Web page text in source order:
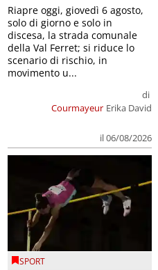
Courmayeur
di
Erika David
il 06/08/2026
Riapre oggi, giovedì 6 agosto,
solo di giorno e solo in
discesa, la strada comunale
della Val Ferret; si riduce lo
scenario di rischio, in
movimento u...
SPORT